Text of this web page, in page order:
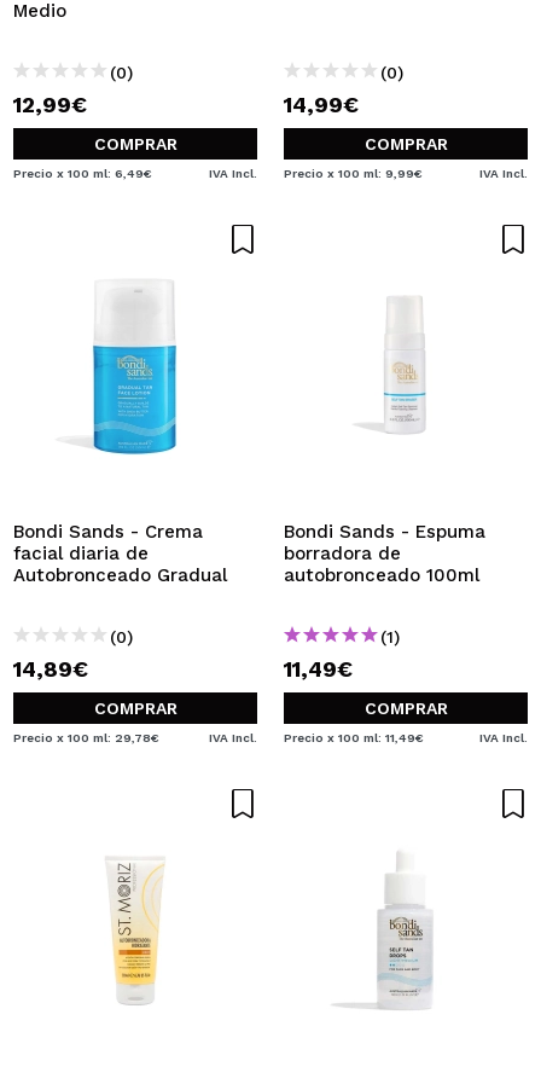
Medio
(0)
12,99€
COMPRAR
Precio x 100 ml: 6,49€ IVA Incl.
(0)
14,99€
COMPRAR
Precio x 100 ml: 9,99€ IVA Incl.
Bondi Sands - Crema
facial diaria de
Autobronceado Gradual
(0)
14,89€
COMPRAR
Precio x 100 ml: 29,78€ IVA Incl.
Bondi Sands - Espuma
borradora de
autobronceado 100ml
(1)
11,49€
COMPRAR
Precio x 100 ml: 11,49€ IVA Incl.